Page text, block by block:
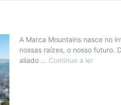
A Marca Mountains nasce no
nossas raízes, o nosso futuro.
aliado … Continue a ler